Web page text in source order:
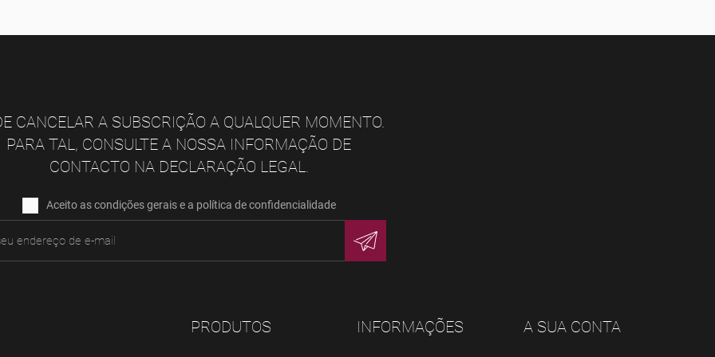
CANCELAR A SUBSCRIÇÃO A QUALQUER MOMENTO.
PARA TAL, CONSULTE A NOSSA INFORMAÇÃO DE
CONTACTO NA DECLARAÇÃO LEGAL.
Aceito as condições gerais e a política de confidencialidade
PRODUTOS INFORMAÇÕES A SUA CONTA